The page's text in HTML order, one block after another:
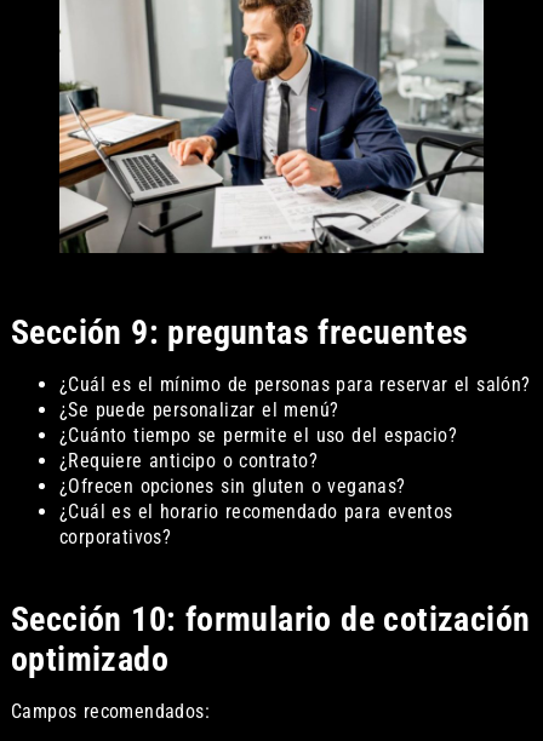
Sección 9: preguntas frecuentes
¿Cuál es el mínimo de personas para reservar el salón?
¿Se puede personalizar el menú?
¿Cuánto tiempo se permite el uso del espacio?
¿Requiere anticipo o contrato?
¿Ofrecen opciones sin gluten o veganas?
¿Cuál es el horario recomendado para eventos
corporativos?
Sección 10: formulario de cotización
optimizado
Campos recomendados: